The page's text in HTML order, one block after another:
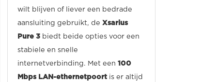
wilt blijven of liever een bedrade
aansluiting gebruikt, de Xsarius
Pure 3 biedt beide opties voor een
stabiele en snelle
internetverbinding. Met een 100
Mbps LAN-ethernetpoort is er altijd